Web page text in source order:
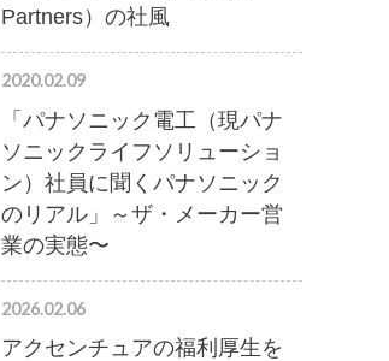
Partners）の社風
2020.02.09
「パナソニック電工（現パナ
ソニックライフソリューショ
ン）社員に聞くパナソニック
のリアル」～ザ・メーカー営
業の実態〜
2026.02.06
アクセンチュアの福利厚生を